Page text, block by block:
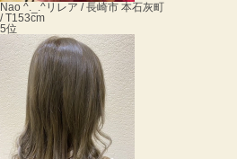
Nao ^._.^ リレア / 長崎市 本石灰町
/ T153cm
5位